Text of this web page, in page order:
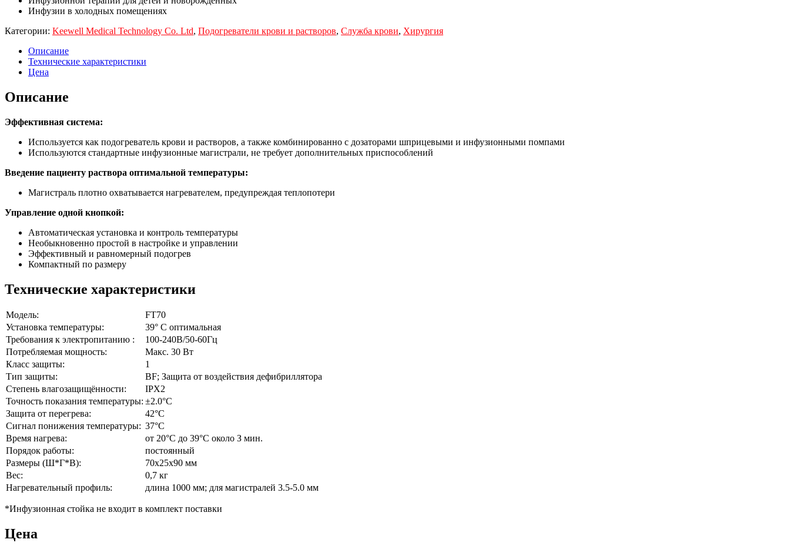
Инфузии в холодных помещениях
Категории: Keewell Medical Technology Co. Ltd, Подогреватели крови и растворов, Служба крови, Хирургия
Описание
Технические характеристики
Цена
Описание
Эффективная система:
Используется как подогреватель крови и растворов, а также комбинированно с дозаторами шприцевыми и инфузионными помпами
Используются стандартные инфузионные магистрали, не требует дополнительных приспособлений
Введение пациенту раствора оптимальной температуры:
Магистраль плотно охватывается нагревателем, предупреждая теплопотери
Управление одной кнопкой:
Автоматическая установка и контроль температуры
Необыкновенно простой в настройке и управлении
Эффективный и равномерный подогрев
Компактный по размеру
Технические характеристики
Модель:
FТ70
Установка температуры:
39° С оптимальная
Требования к электропитанию :
100-240В/50-60Гц
Потребляемая мощность:
Макс. 30 Вт
Класс защиты:
1
Тип защиты:
BF; Защита от воздействия дефибриллятора
Степень влагозащищённости:
IPX2
Точность показания температуры: ±2.0°С
Защита от перегрева:
42°С
Сигнал понижения температуры: 37°С
Время нагрева:
от 20°С до 39°С около З мин.
Порядок работы:
постоянный
Размеры (Ш*Г*В):
70x25x90 мм
Вес:
0,7 кг
Нагревательный профиль:
длина 1000 мм; для магистралей 3.5-5.0 мм
*Инфузионная стойка не входит в комплект поставки
Цена